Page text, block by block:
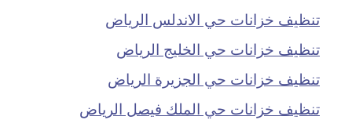
تنظيف خزانات حي الاندلس الرياض
تنظيف خزانات حي الخليج الرياض
تنظيف خزانات حي الجزيرة الرياض
تنظيف خزانات حي الملك فيصل الرياض